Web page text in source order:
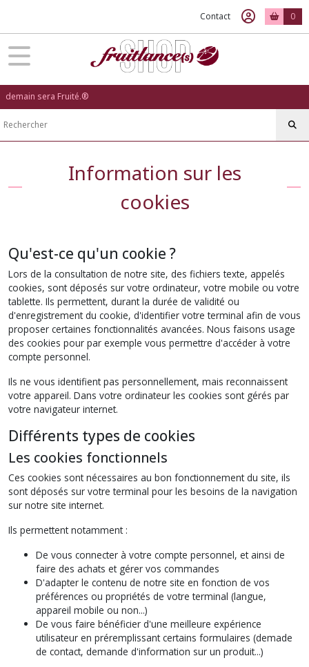
Contact 0
demain sera Fruité.®
Information sur les
cookies
Qu'est-ce qu'un cookie ?
Lors de la consultation de notre site, des fichiers texte, appelés
cookies, sont déposés sur votre ordinateur, votre mobile ou votre
tablette. Ils permettent, durant la durée de validité ou
d'enregistrement du cookie, d'identifier votre terminal afin de vous
proposer certaines fonctionnalités avancées. Nous faisons usage
des cookies pour par exemple vous permettre d'accéder à votre
compte personnel.
Ils ne vous identifient pas personnellement, mais reconnaissent
votre appareil. Dans votre ordinateur les cookies sont gérés par
votre navigateur internet.
Différents types de cookies
Les cookies fonctionnels
Ces cookies sont nécessaires au bon fonctionnement du site, ils
sont déposés sur votre terminal pour les besoins de la navigation
sur notre site internet.
Ils permettent notamment :
De vous connecter à votre compte personnel, et ainsi de
faire des achats et gérer vos commandes
D'adapter le contenu de notre site en fonction de vos
préférences ou propriétés de votre terminal (langue,
appareil mobile ou non...)
De vous faire bénéficier d'une meilleure expérience
utilisateur en préremplissant certains formulaires (demade
de contact, demande d'information sur un produit...)